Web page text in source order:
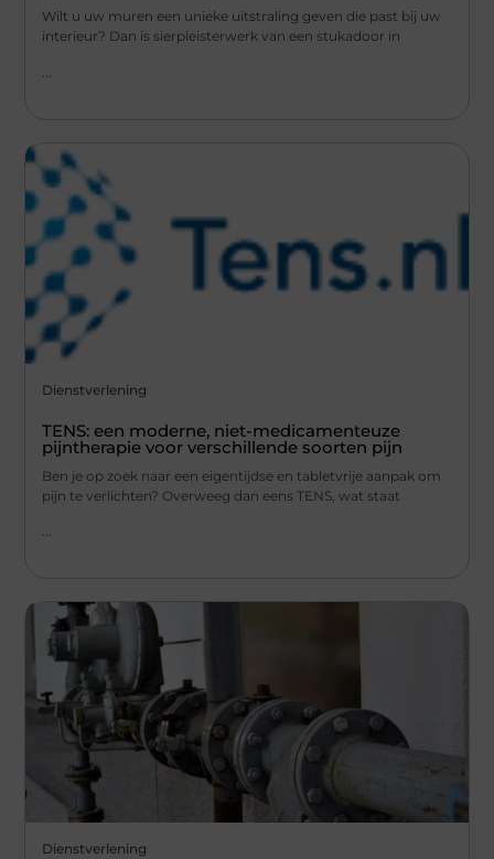
Wilt u uw muren een unieke uitstraling geven die past bij uw
interieur? Dan is sierpleisterwerk van een stukadoor in
Dienstverlening
TENS: een moderne, niet-medicamenteuze
pijntherapie voor verschillende soorten pijn
Ben je op zoek naar een eigentijdse en tabletvrije aanpak om
pijn te verlichten? Overweeg dan eens TENS, wat staat
...
Dienstverlening